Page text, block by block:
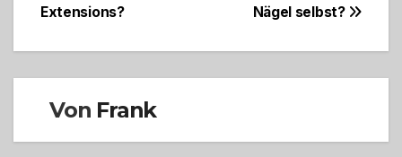
Nägel selbst?
Extensions?
Von Frank